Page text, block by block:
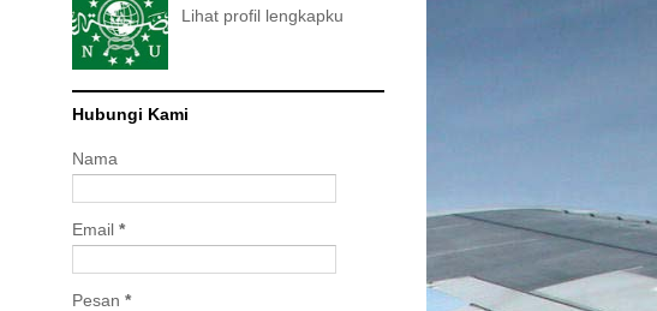
Lihat profil lengkapku
Hubungi Kami
Nama
Email *
Pesan *